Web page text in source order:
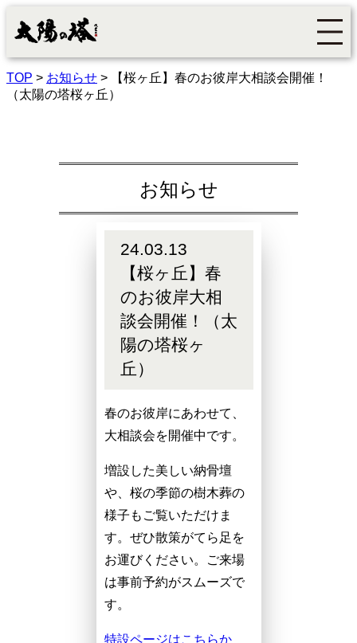
TOP > お知らせ >
【桜ヶ丘】春のお彼岸大相談会開催！
（太陽の塔桜ヶ丘）
お知らせ
24.03.13
【桜ヶ丘】春
のお彼岸大相
談会開催！（太
陽の塔桜ヶ
丘）
春のお彼岸にあわせて、
大相談会を開催中です。
増設した美しい納骨壇
や、桜の季節の樹木葬の
様子もご覧いただけま
す。ぜひ散策がてら足を
お運びください。ご来場
は事前予約がスムーズで
す。
特設ページはこちらか